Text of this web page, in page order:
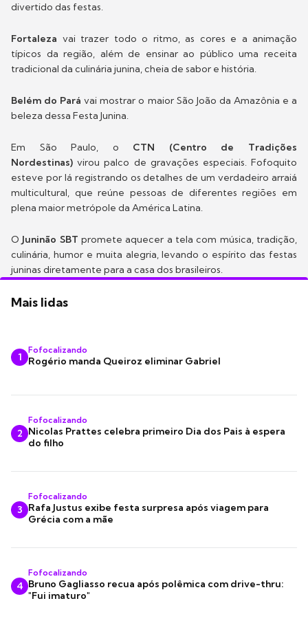
divertido das festas.
Fortaleza vai trazer todo o ritmo, as cores e a animação
típicos da região, além de ensinar ao público uma receita
tradicional da culinária junina, cheia de sabor e história.
Belém do Parávai mostrar o maior São João da Amazônia e a
beleza dessa Festa Junina.
Em São Paulo, o CTN (Centro de Tradições
Nordestinas) virou palco de gravações especiais. Fofoquito
esteve por lá registrando os detalhes de um verdadeiro arraiá
multicultural, que reúne pessoas de diferentes regiões em
plena maior metrópole da América Latina.
OJuninão SBT promete aquecer a tela com música, tradição,
culinária, humor e muita alegria, levando o espírito das festas
juninas diretamente para a casa dos brasileiros.
Mais lidas
1
Fofocalizando
Rogério manda Queiroz eliminar Gabriel
2
Fofocalizando
Nicolas Prattes celebra primeiro Dia dos Pais à espera
do filho
3
Fofocalizando
Rafa Justus exibe festa surpresa após viagem para
Grécia com a mãe
4
Fofocalizando
Bruno Gagliasso recua após polêmica com drive-thru:
"Fui imaturo"